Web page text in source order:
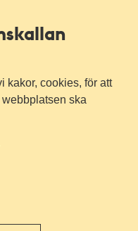
kakor, cookies, för att
ska